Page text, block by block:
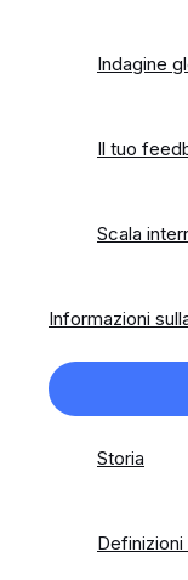
Indagine
Il tuo
Scala
Informazioni
Storia